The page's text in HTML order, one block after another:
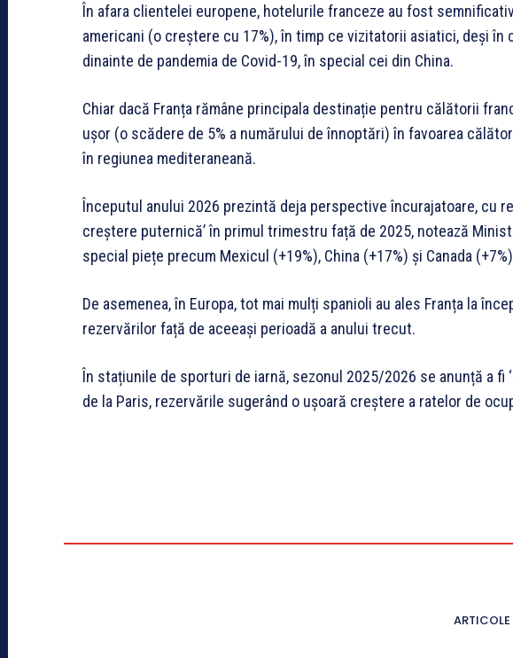
În afara clientelei europene, hotelurile franceze au fost
americani (o creștere cu 17%), în timp ce vizitatorii asiatici, deși în
dinainte de pandemia de Covid-19, în special cei din China.
Chiar dacă Franța rămâne principala destinație pentru călătorii
ușor (o scădere de 5% a numărului de înnoptări) în favoarea
în regiunea mediteraneană.
Începutul anului 2026 prezintă deja perspective încurajatoare, cu
creștere puternică’ în primul trimestru față de 2025, notează
special piețe precum Mexicul (+19%), China (+17%) și Canada
De asemenea, în Europa, tot mai mulți spanioli au ales Franța la
rezervărilor față de aceeași perioadă a anului trecut.
În stațiunile de sporturi de iarnă, sezonul 2025/2026 se anunță a fi
de la Paris, rezervările sugerând o ușoară creștere a ratelor de
ARTICOLE